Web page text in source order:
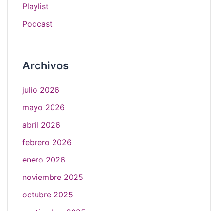
Playlist
Podcast
Archivos
julio 2026
mayo 2026
abril 2026
febrero 2026
enero 2026
noviembre 2025
octubre 2025